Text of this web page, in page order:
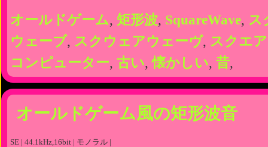
オールドゲーム, 矩形波, SquareWave, ス
ウェーブ, スクウェアウェーヴ, スクエ
コンピューター, 古い,懐かしい, 昔,
オールドゲーム風の矩形波音
SE | 44.1kHz,16bit | モノラル |